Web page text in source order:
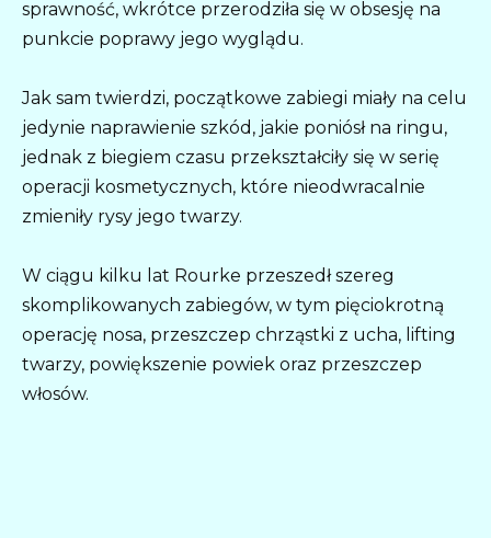
sprawność, wkrótce przerodziła się w obsesję na
punkcie poprawy jego wyglądu.
Jak sam twierdzi, początkowe zabiegi miały na celu
jedynie naprawienie szkód, jakie poniósł na ringu,
jednak z biegiem czasu przekształciły się w serię
operacji kosmetycznych, które nieodwracalnie
zmieniły rysy jego twarzy.
W ciągu kilku lat Rourke przeszedł szereg
skomplikowanych zabiegów, w tym pięciokrotną
operację nosa, przeszczep chrząstki z ucha, lifting
twarzy, powiększenie powiek oraz przeszczep
włosów.